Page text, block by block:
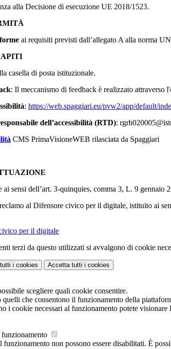
alla Decisione di esecuzione UE 2018/1523.
ai requisiti previsti dall’allegato A alla norma
casella di posta istituzionale.
: Il meccanismo di feedback è realizzato attraverso
: https://web.spaggiari.eu/pvw2/app/default/
dell’accessibilità (RTD):
CMS PrimaVisioneWEB rilasciata da Spaggiari
ai sensi dell’art. 3-quinquies, comma 3, L. 9 gennaio
al Difensore civico per il digitale, istituito ai
per il digitale
terzi da questo utilizzati si avvalgono di cookie
i cookies Accetta tutti i cookies
scegliere quali cookie consentire.
quelli che consentono il funzionamento della
i cookie necessari al funzionamento potete visionare
funzionamento non possono essere disabilitati. È